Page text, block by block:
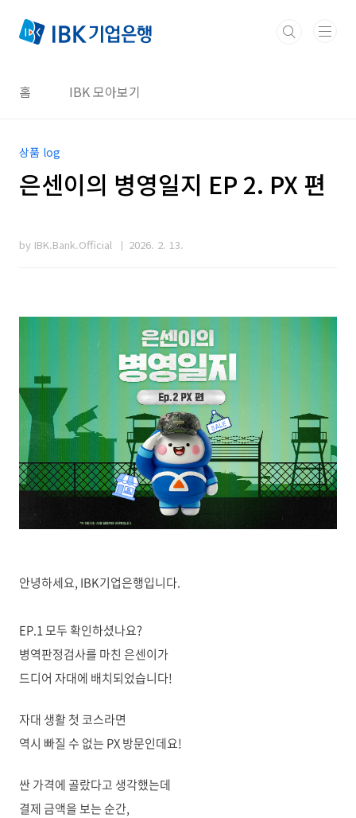
홈 IBK 모아보기
상품 log
은센이의 병영일지 EP 2. PX 편
by IBK.Bank.Official 2026. 2. 13.
안녕하세요, IBK기업은행입니다.
EP.1 모두 확인하셨나요?
병역판정검사를 마친 은센이가
드디어 자대에 배치되었습니다!
자대 생활 첫 코스라면
역시 빠질 수 없는 PX 방문인데요!
싼 가격에 골랐다고 생각했는데
결제 금액을 보는 순간,